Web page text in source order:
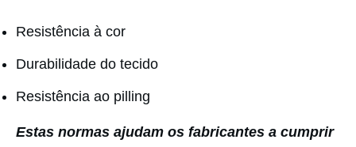
Resistência à cor
Durabilidade do tecido
Resistência ao pilling
Estas normas ajudam os fabricantes a cumprir